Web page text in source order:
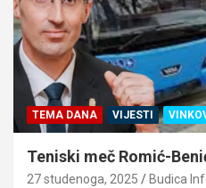
TEMA DANA VIJESTI
Teniski meč Romić-
27 studenoga, 2025 Budica